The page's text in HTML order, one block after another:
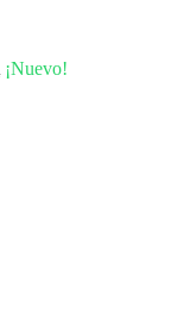
¡Nuevo!